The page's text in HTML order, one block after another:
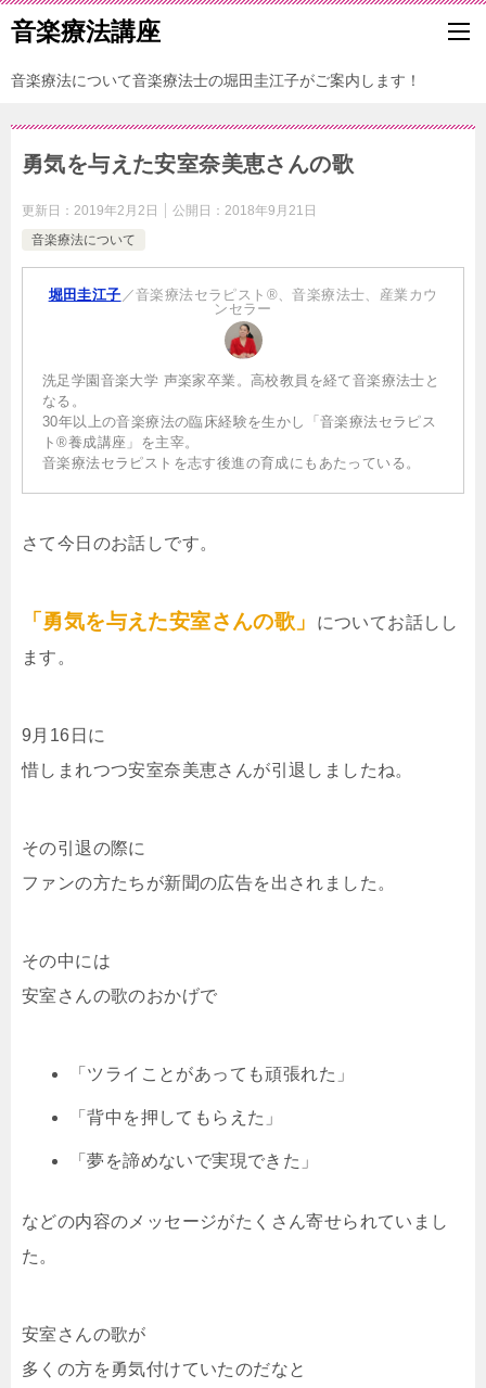
音楽療法講座
音楽療法について音楽療法士の堀田圭江子がご案内します！
勇気を与えた安室奈美恵さんの歌
更新日： 2019年2月2日 公開日： 2018年9月21日
音楽療法について
堀田圭江子 ／音楽療法セラピスト®、音楽療法士、産業カウ
ンセラー
洗足学園音楽大学 声楽家卒業。高校教員を経て音楽療法士と
なる。
30年以上の音楽療法の臨床経験を生かし「音楽療法セラピス
ト®養成講座」を主宰。
音楽療法セラピストを志す後進の育成にもあたっている。
さて今日のお話しです。
「勇気を与えた安室さんの歌」
についてお話しし
ます。
9月16日に
惜しまれつつ安室奈美恵さんが引退しましたね。
その引退の際に
ファンの方たちが新聞の広告を出されました。
その中には
安室さんの歌のおかげで
「ツライことがあっても頑張れた」
「背中を押してもらえた」
「夢を諦めないで実現できた」
などの内容のメッセージがたくさん寄せられていまし
た。
安室さんの歌が
多くの方を勇気付けていたのだなと